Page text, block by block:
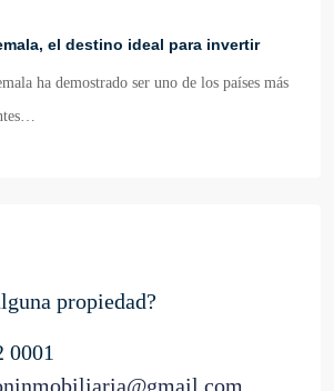
el destino ideal para invertir
ha demostrado ser uno de los países más
propiedad?
0001